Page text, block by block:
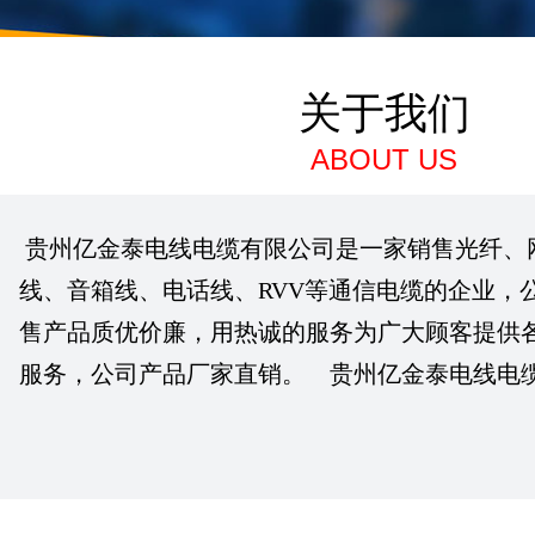
ABOUT US
贵州亿金泰电线电缆有限公司是一家销售光纤
线、音箱线、电话线、RVV等通信电缆的企业，
售产品质优价廉，用热诚的服务为广大顾客提供
服务，公司产品厂家直销。 贵州亿金泰电线电
关于我们